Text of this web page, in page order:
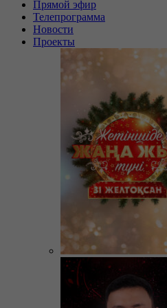
Прямой эфир
Телепрограмма
Новости
Проекты